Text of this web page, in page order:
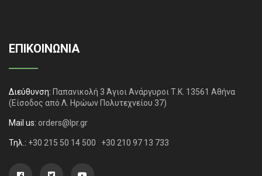
ΕΠΙΚΟΙΝΩΝΙΑ
Διεύθυνση: Παπανικολή 3 Άγιοι Ανάργυροι Τ.Κ. 13561 Αθήνα
(Είσοδος από Λ. Ηρώων Πολυτεχνείου 37)
Mail us: orders@lpr.gr
Τηλ.: +30 215 50 14 500 +30 210 97 13 733